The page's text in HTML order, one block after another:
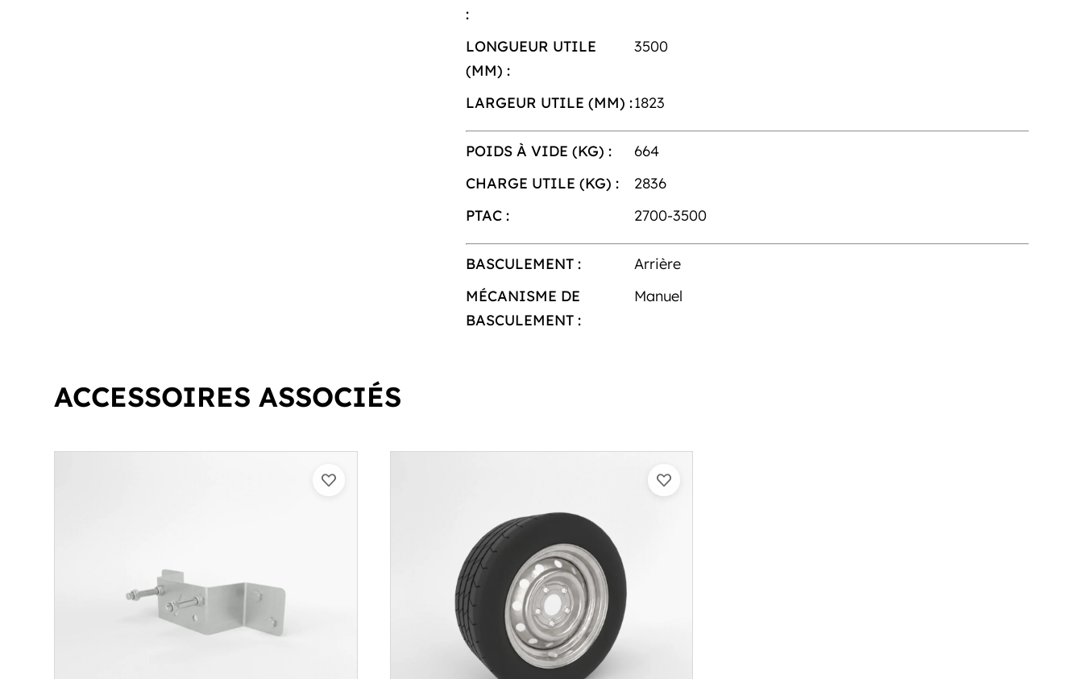
:
LONGUEUR UTILE
(MM) :
3500
LARGEUR UTILE (MM) :1823
POIDS À VIDE (KG) :
664
CHARGE UTILE (KG) :
2836
PTAC :
2700-3500
BASCULEMENT :
Arrière
MÉCANISME DE
BASCULEMENT :
Manuel
ACCESSOIRES ASSOCIÉS